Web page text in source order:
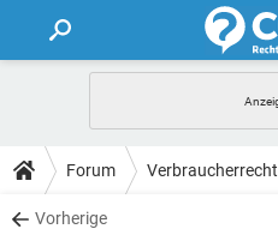
FORUM
TIPPS
Forum Verbraucherrecht
Vorherige